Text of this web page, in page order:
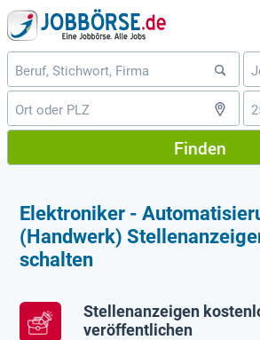
Finden
Elektroniker -
(Handwerk)
schalten
Stellenanzeigen
veröffentlichen